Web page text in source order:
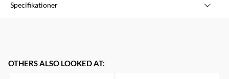
>Shaped to fit SPD SL, Look KEO and Speedplay
Specifikationer
OTHERS ALSO LOOKED AT: